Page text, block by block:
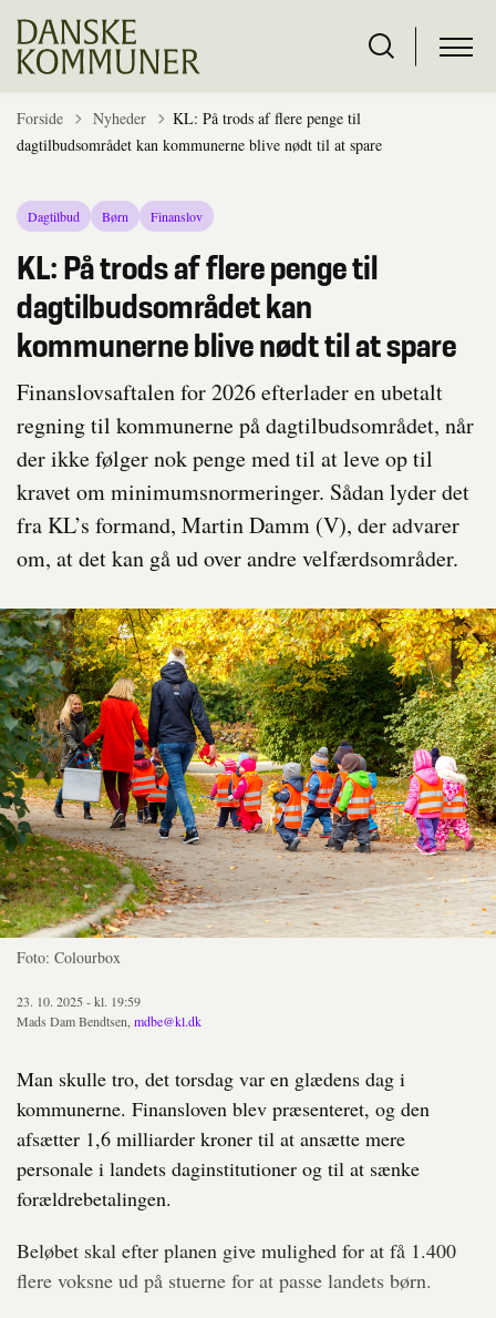
Forside Tilbage til
Nyheder
KL: På trods af flere penge til
dagtilbudsområdet kan kommunerne blive nødt til at spare
Dagtilbud Børn Finanslov
KL: På trods af flere penge til
dagtilbudsområdet kan
kommunerne blive nødt til at spare
Finanslovsaftalen for 2026 efterlader en ubetalt
regning til kommunerne på dagtilbudsområdet, når
der ikke følger nok penge med til at leve op til
kravet om minimumsnormeringer. Sådan lyder det
fra KL’s formand, Martin Damm (V), der advarer
om, at det kan gå ud over andre velfærdsområder.
Foto: Colourbox
23. 10. 2025 - kl. 19:59
Mads Dam Bendtsen, mdbe@kl.dk
Man skulle tro, det torsdag var en glædens dag i
kommunerne. Finansloven blev præsenteret, og den
afsætter 1,6 milliarder kroner til at ansætte mere
personale i landets daginstitutioner og til at sænke
forældrebetalingen.
Beløbet skal efter planen give mulighed for at få 1.400
flere voksne ud på stuerne for at passe landets børn.